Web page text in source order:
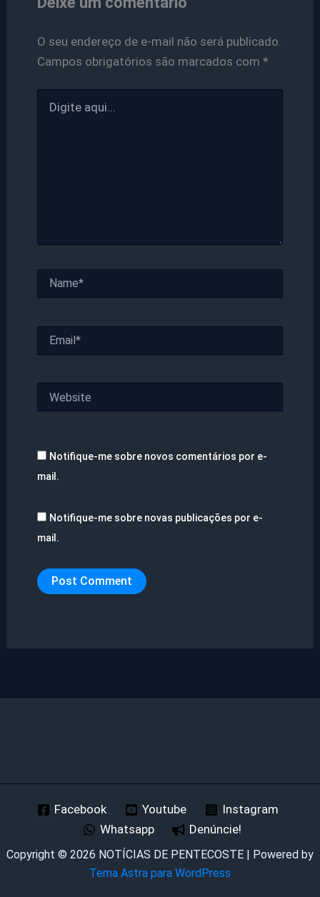
O seu endereço de e-mail não será publicado.
Campos obrigatórios são marcados com *
aqui...
Notifique-me sobre novos comentários por e-
mail.
Notifique-me sobre novas publicações por e-
mail.
Facebook Youtube
Instagram
Whatsapp
Denúncie!
Copyright © 2026 NOTÍCIAS DE PENTECOSTE | Powered by
Tema Astra para WordPress